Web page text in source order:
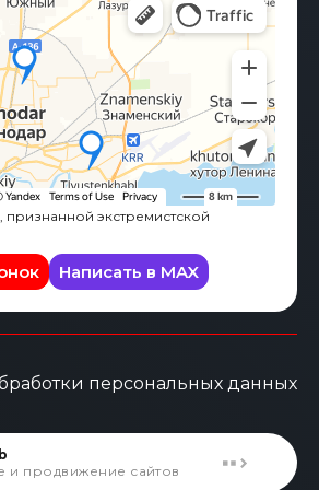
экстремистской
Написать в MAX
персональных данных
и продвижение сайтов